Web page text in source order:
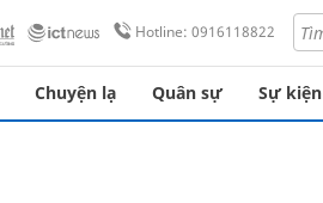
Hotline: 0916118822
Chuyện lạ Quân sự Sự kiện